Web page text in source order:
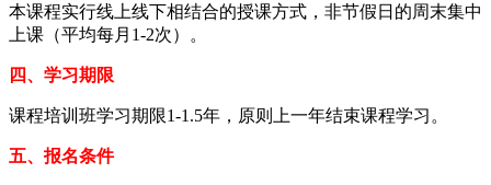
本课程实行线上线下相结合的授课方式，非节假日的周末集中
上课（平均每月1-2次）。
四、学习期限
课程培训班学习期限1-1.5年，原则上一年结束课程学习。
五、报名条件